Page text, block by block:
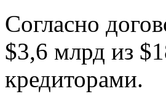
Согласно
$3,6 млрд из
кредиторами.